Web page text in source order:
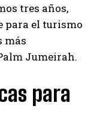
tres años,
para el turismo
más
Jumeirah.
para